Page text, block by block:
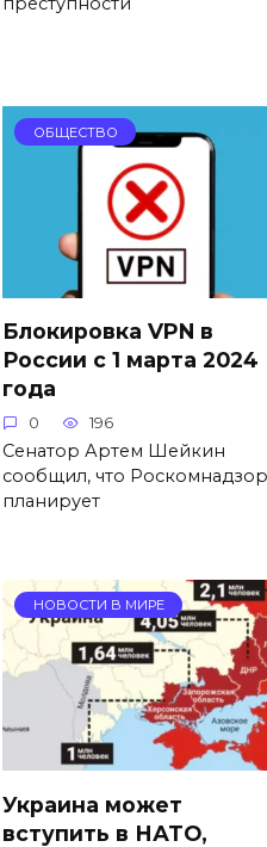
ОБЩЕСТВО
Блокировка VPN в
России с 1 марта 2024
года
0 196
Сенатор Артем Шейкин
сообщил, что Роскомнадзор
планирует
НОВОСТИ В МИРЕ
Украина может
вступить в НАТО,